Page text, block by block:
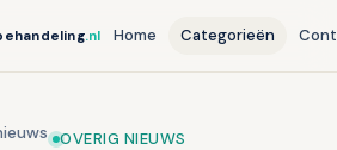
.nl Home Categorieën
OVERIG NIEUWS